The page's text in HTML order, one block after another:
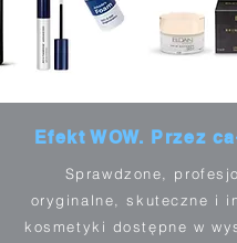
Efekt WOW. Przez
Sprawdzone,
oryginalne, skuteczne i
kosmetyki dostępne w